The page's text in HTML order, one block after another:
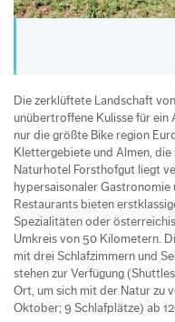
Die zerklüftete Landschaft
unübertroffene Kulisse für ein
nur die größte Bike­ region
Klettergebiete und Almen, die
Naturhotel Forsthofgut liegt
hypersaisonaler
Restaurants bieten
Spezialitäten oder
Umkreis von 50 Kilometern.
mit drei Schlafzimmern und
stehen zur Verfügung
Ort, um sich mit der Natur zu
Oktober; 9 Schlafplätze) ab